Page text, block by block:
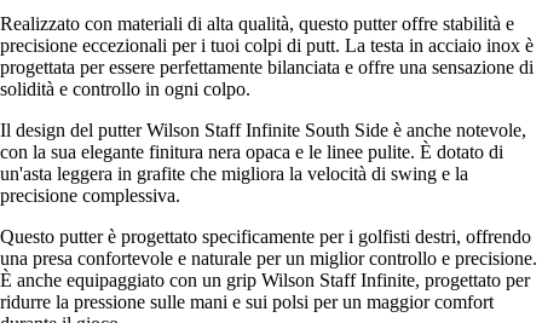
Realizzato con materiali di alta qualità, questo putter offre stabilità e
precisione eccezionali per i tuoi colpi di putt. La testa in acciaio inox è
progettata per essere perfettamente bilanciata e offre una sensazione di
solidità e controllo in ogni colpo.
Il design del putter Wilson Staff Infinite South Side è anche notevole,
con la sua elegante finitura nera opaca e le linee pulite. È dotato di
un'asta leggera in grafite che migliora la velocità di swing e la
precisione complessiva.
Questo putter è progettato specificamente per i golfisti destri, offrendo
una presa confortevole e naturale per un miglior controllo e precisione.
È anche equipaggiato con un grip Wilson Staff Infinite, progettato per
ridurre la pressione sulle mani e sui polsi per un maggior comfort